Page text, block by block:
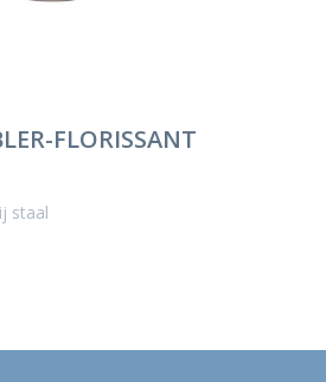
FLORISSANT
staal